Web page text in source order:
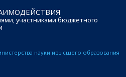
участниками бюджетного
науки ивысшего образования